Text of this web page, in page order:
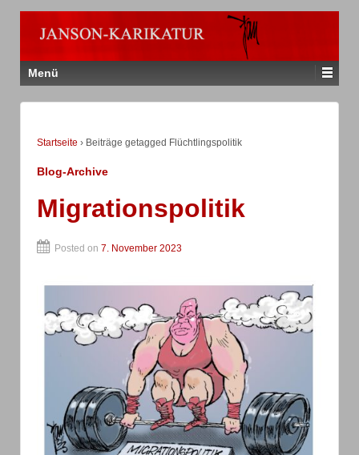
Menü
Startseite › Beiträge getagged Flüchtlingspolitik
Blog-Archive
Migrationspolitik
Posted on 7. November 2023